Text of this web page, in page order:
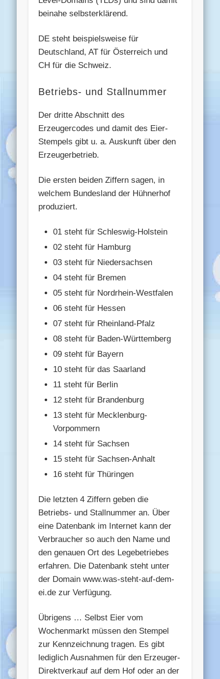
beinahe selbsterklärend.
DE steht beispielsweise für
Deutschland, AT für Österreich und
CH für die Schweiz.
Betriebs- und Stallnummer
Der dritte Abschnitt des
Erzeugercodes und damit des Eier-
Stempels gibt u. a. Auskunft über den
Erzeugerbetrieb.
Die ersten beiden Ziffern sagen, in
welchem Bundesland der Hühnerhof
produziert.
01 steht für Schleswig-Holstein
02 steht für Hamburg
03 steht für Niedersachsen
04 steht für Bremen
05 steht für Nordrhein-Westfalen
06 steht für Hessen
07 steht für Rheinland-Pfalz
08 steht für Baden-Württemberg
09 steht für Bayern
10 steht für das Saarland
11 steht für Berlin
12 steht für Brandenburg
13 steht für Mecklenburg-
Vorpommern
14 steht für Sachsen
15 steht für Sachsen-Anhalt
16 steht für Thüringen
Die letzten 4 Ziffern geben die
Betriebs- und Stallnummer an. Über
eine Datenbank im Internet kann der
Verbraucher so auch den Name und
den genauen Ort des Legebetriebes
erfahren. Die Datenbank steht unter
der Domain www.was-steht-auf-dem-
ei.de zur Verfügung.
Übrigens … Selbst Eier vom
Wochenmarkt müssen den Stempel
zur Kennzeichnung tragen. Es gibt
lediglich Ausnahmen für den Erzeuger-
Direktverkauf auf dem Hof oder an der